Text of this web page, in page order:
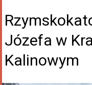
Józefa w
Kalinowym